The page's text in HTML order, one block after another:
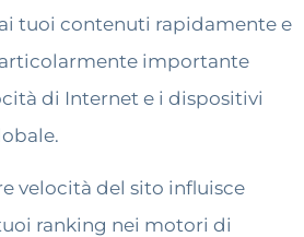
tuoi contenuti rapidamente e
importante
di Internet e i dispositivi
velocità del sito influisce
ranking nei motori di